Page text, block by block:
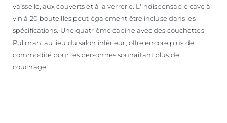
vaisselle, aux couverts et à la verrerie. L'indispensable cave à
vin à 20 bouteilles peut également être incluse dans les
spécifications. Une quatrième cabine avec des couchettes
Pullman, au lieu du salon inférieur, offre encore plus de
commodité pour les personnes souhaitant plus de
couchage.